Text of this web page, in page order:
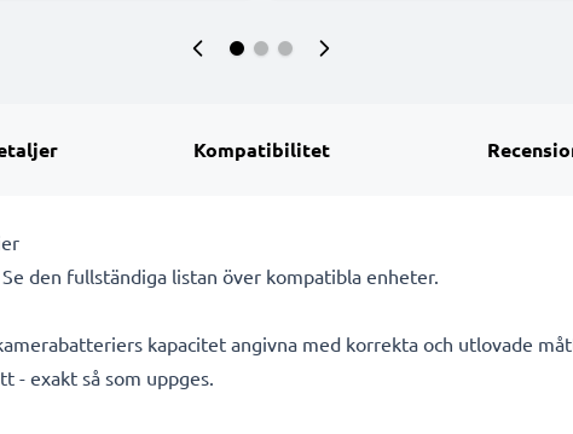
Kompatibilitet
den fullständiga listan över kompatibla enheter.
kapacitet angivna med korrekta och utlovade
- exakt så som uppges.